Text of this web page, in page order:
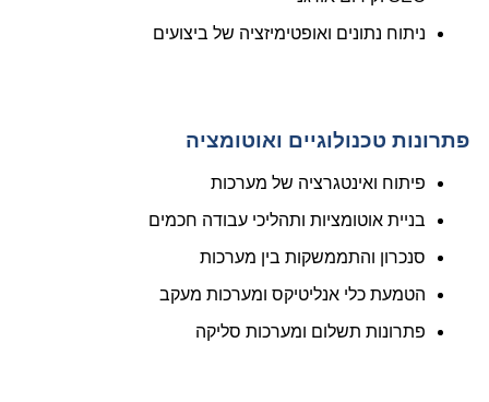
ניתוח נתונים ואופטימיזציה של ביצועים
פתרונות טכנולוגיים ואוטומציה
פיתוח ואינטגרציה של מערכות
בניית אוטומציות ותהליכי עבודה חכמים
סנכרון והתממשקות בין מערכות
הטמעת כלי אנליטיקס ומערכות מעקב
פתרונות תשלום ומערכות סליקה